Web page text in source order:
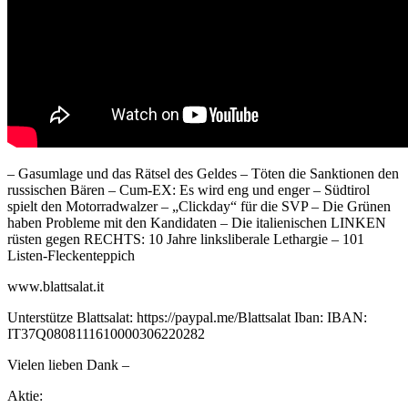
– Gasumlage und das Rätsel des Geldes – Töten die Sanktionen den
russischen Bären – Cum-EX: Es wird eng und enger – Südtirol
spielt den Motorradwalzer – „Clickday“ für die SVP – Die Grünen
haben Probleme mit den Kandidaten – Die italienischen LINKEN
rüsten gegen RECHTS: 10 Jahre linksliberale Lethargie – 101
Listen-Fleckenteppich
www.blattsalat.it
Unterstütze Blattsalat: https://paypal.me/Blattsalat Iban: IBAN:
IT37Q0808111610000306220282
Vielen lieben Dank –
Aktie: